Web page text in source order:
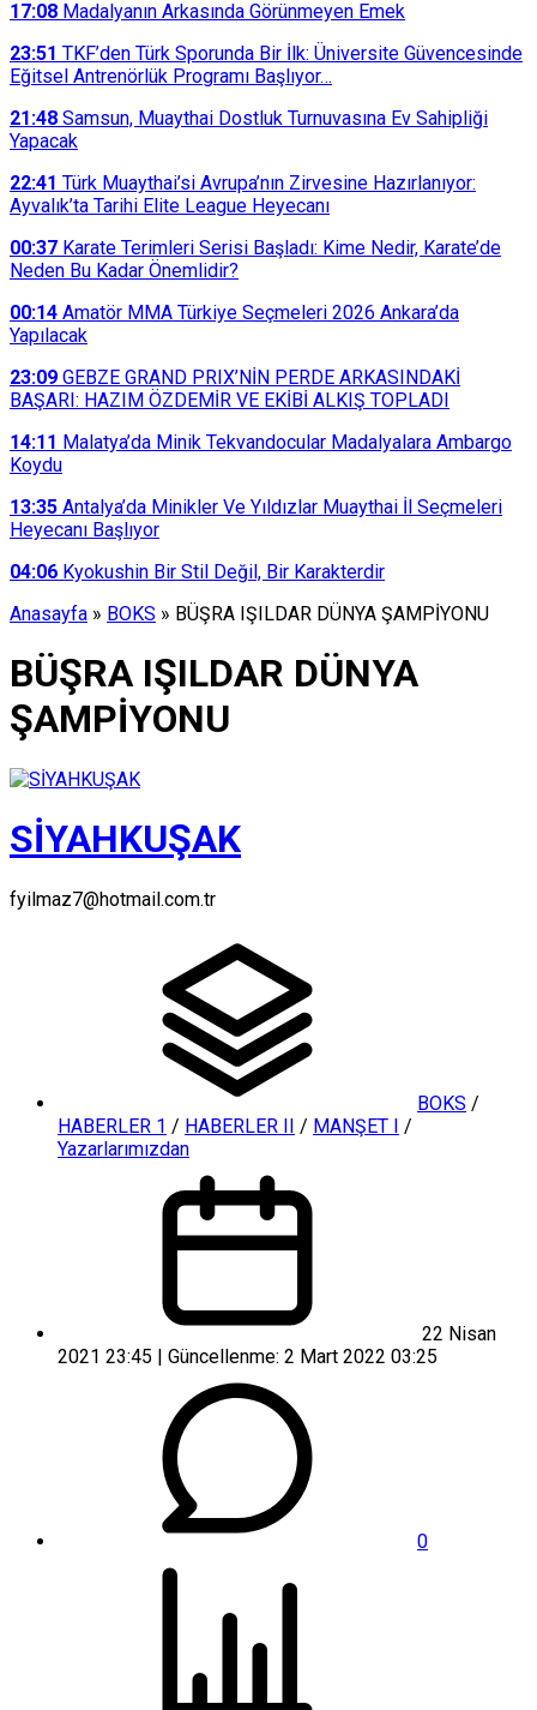
17:08 Madalyanın Arkasında Görünmeyen Emek
23:51 TKF’den Türk Sporunda Bir İlk: Üniversite Güvencesinde
Eğitsel Antrenörlük Programı Başlıyor…
21:48 Samsun, Muaythai Dostluk Turnuvasına Ev Sahipliği
Yapacak
22:41 Türk Muaythai’si Avrupa’nın Zirvesine Hazırlanıyor:
Ayvalık’ta Tarihi Elite League Heyecanı
00:37 Karate Terimleri Serisi Başladı: Kime Nedir, Karate’de
Neden Bu Kadar Önemlidir?
00:14 Amatör MMA Türkiye Seçmeleri 2026 Ankara’da
Yapılacak
23:09 GEBZE GRAND PRIX’NİN PERDE ARKASINDAKİ
BAŞARI: HAZIM ÖZDEMİR VE EKİBİ ALKIŞ TOPLADI
14:11 Malatya’da Minik Tekvandocular Madalyalara Ambargo
Koydu
13:35 Antalya’da Minikler Ve Yıldızlar Muaythai İl Seçmeleri
Heyecanı Başlıyor
04:06 Kyokushin Bir Stil Değil, Bir Karakterdir
Anasayfa » BOKS » BÜŞRA IŞILDAR DÜNYA ŞAMPİYONU
BÜŞRA IŞILDAR DÜNYA
ŞAMPİYONU
SİYAHKUŞAK
fyilmaz7@hotmail.com.tr
BOKS /
HABERLER 1 / HABERLER II / MANŞET I /
Yazarlarımızdan
22 Nisan
2021 23:45 | Güncellenme: 2 Mart 2022 03:25
0